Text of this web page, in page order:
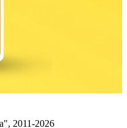
2011-2026